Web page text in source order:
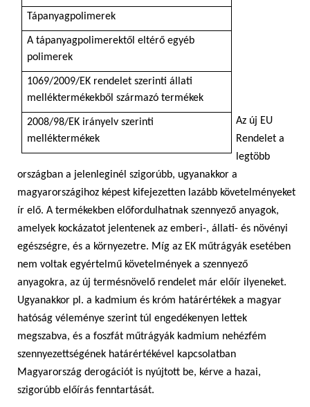
Tápanyagpolimerek
A tápanyagpolimerektől eltérő egyéb
polimerek
1069/2009/EK rendelet szerinti állati
melléktermékekből származó termékek
2008/98/EK irányelv szerinti
melléktermékek
Az új EU
Rendelet a
legtöbb
országban a jelenleginél szigorúbb, ugyanakkor a
magyarországihoz képest kifejezetten lazább követelményeket
ír elő. A termékekben előfordulhatnak szennyező anyagok,
amelyek kockázatot jelentenek az emberi-, állati- és növényi
egészségre, és a környezetre. Míg az EK műtrágyák esetében
nem voltak egyértelmű követelmények a szennyező
anyagokra, az új termésnövelő rendelet már előír ilyeneket.
Ugyanakkor pl. a kadmium és króm határértékek a magyar
hatóság véleménye szerint túl engedékenyen lettek
megszabva, és a foszfát műtrágyák kadmium nehézfém
szennyezettségének határértékével kapcsolatban
Magyarország derogációt is nyújtott be, kérve a hazai,
szigorúbb előírás fenntartását.